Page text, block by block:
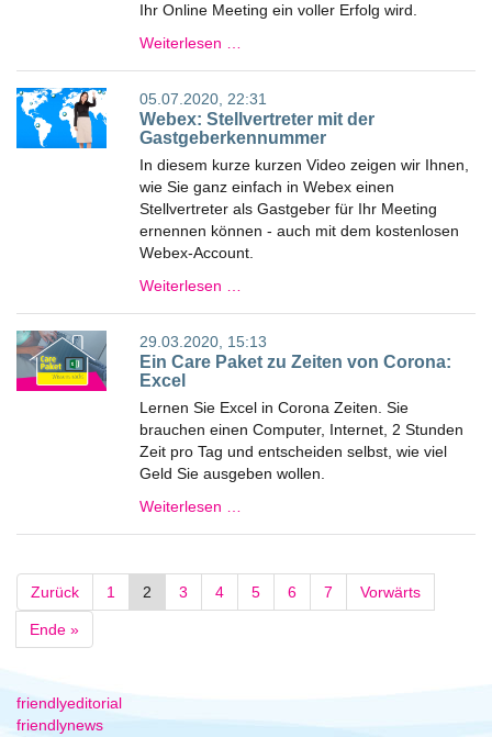
Ihr Online Meeting ein voller Erfolg wird.
Weiterlesen …
05.07.2020, 22:31
Webex: Stellvertreter mit der
Gastgeberkennummer
In diesem kurze kurzen Video zeigen wir Ihnen,
wie Sie ganz einfach in Webex einen
Stellvertreter als Gastgeber für Ihr Meeting
ernennen können - auch mit dem kostenlosen
Webex-Account.
Weiterlesen …
29.03.2020, 15:13
Ein Care Paket zu Zeiten von Corona:
Excel
Lernen Sie Excel in Corona Zeiten. Sie
brauchen einen Computer, Internet, 2 Stunden
Zeit pro Tag und entscheiden selbst, wie viel
Geld Sie ausgeben wollen.
Weiterlesen …
Zurück 1 2 3 4 5 6 7 Vorwärts
Ende »
friendlyeditorial
friendlynews